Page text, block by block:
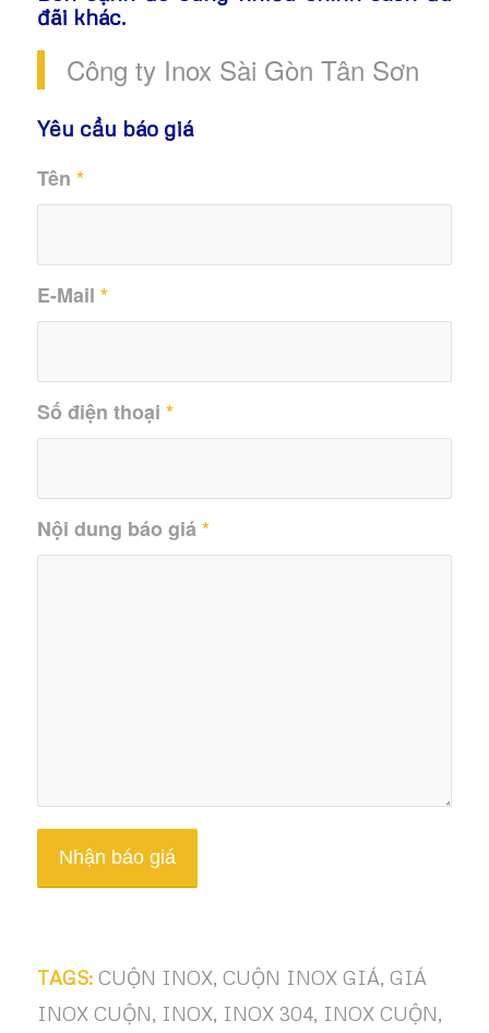
đãi khác.
Công ty Inox Sài Gòn Tân Sơn
Yêu cầu báo giá
Tên *
E-Mail *
Số điện thoại *
Nội dung báo giá *
TAGS: CUỘN INOX, CUỘN INOX GIÁ, GIÁ
INOX CUỘN, INOX, INOX 304, INOX CUỘN,